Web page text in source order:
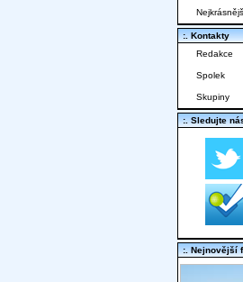
:. Kontakty
Redakce
Spolek
Skupiny
:. Sledujte
:. Nejnovější